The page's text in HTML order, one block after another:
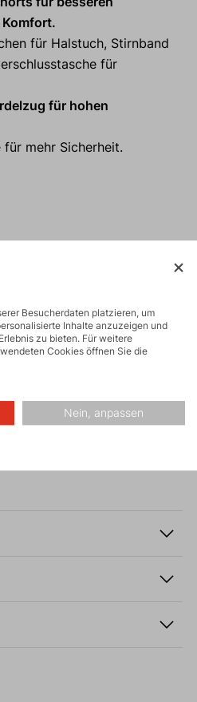
für Halstuch, Stirnband
für
für hohen
mehr Sicherheit.
Besucherdaten platzieren, um
Inhalte anzuzeigen und
zu bieten. Für weitere
Cookies öffnen Sie die
Nein, anpassen